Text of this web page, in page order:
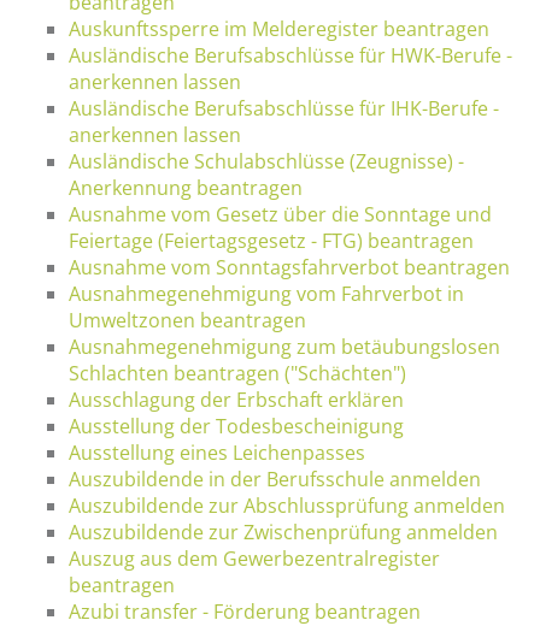
Auskunftssperre im Melderegister beantragen
Ausländische Berufsabschlüsse für HWK-Berufe -
anerkennen lassen
Ausländische Berufsabschlüsse für IHK-Berufe -
anerkennen lassen
Ausländische Schulabschlüsse (Zeugnisse) -
Anerkennung beantragen
Ausnahme vom Gesetz über die Sonntage und
Feiertage (Feiertagsgesetz - FTG) beantragen
Ausnahme vom Sonntagsfahrverbot beantragen
Ausnahmegenehmigung vom Fahrverbot in
Umweltzonen beantragen
Ausnahmegenehmigung zum betäubungslosen
Schlachten beantragen ("Schächten")
Ausschlagung der Erbschaft erklären
Ausstellung der Todesbescheinigung
Ausstellung eines Leichenpasses
Auszubildende in der Berufsschule anmelden
Auszubildende zur Abschlussprüfung anmelden
Auszubildende zur Zwischenprüfung anmelden
Auszug aus dem Gewerbezentralregister
beantragen
Azubi transfer - Förderung beantragen